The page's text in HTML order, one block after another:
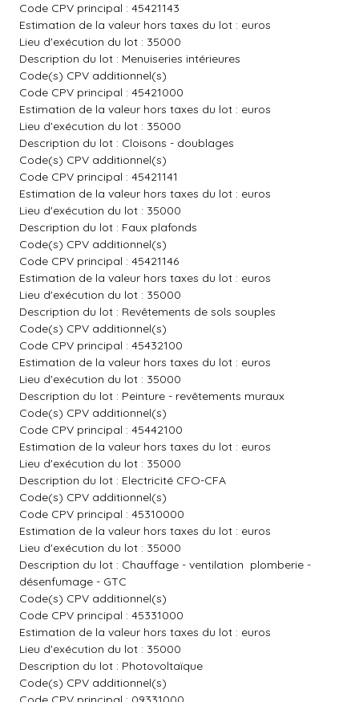
Code CPV principal : 45421143
Estimation de la valeur hors taxes du lot : euros
Lieu d'exécution du lot : 35000
Description du lot : Menuiseries intérieures
Code(s) CPV additionnel(s)
Code CPV principal : 45421000
Estimation de la valeur hors taxes du lot : euros
Lieu d'exécution du lot : 35000
Description du lot : Cloisons - doublages
Code(s) CPV additionnel(s)
Code CPV principal : 45421141
Estimation de la valeur hors taxes du lot : euros
Lieu d'exécution du lot : 35000
Description du lot : Faux plafonds
Code(s) CPV additionnel(s)
Code CPV principal : 45421146
Estimation de la valeur hors taxes du lot : euros
Lieu d'exécution du lot : 35000
Description du lot : Revêtements de sols souples
Code(s) CPV additionnel(s)
Code CPV principal : 45432100
Estimation de la valeur hors taxes du lot : euros
Lieu d'exécution du lot : 35000
Description du lot : Peinture - revêtements muraux
Code(s) CPV additionnel(s)
Code CPV principal : 45442100
Estimation de la valeur hors taxes du lot : euros
Lieu d'exécution du lot : 35000
Description du lot : Electricité CFO-CFA
Code(s) CPV additionnel(s)
Code CPV principal : 45310000
Estimation de la valeur hors taxes du lot : euros
Lieu d'exécution du lot : 35000
Description du lot : Chauffage - ventilation  plomberie -
désenfumage - GTC
Code(s) CPV additionnel(s)
Code CPV principal : 45331000
Estimation de la valeur hors taxes du lot : euros
Lieu d'exécution du lot : 35000
Description du lot : Photovoltaïque
Code(s) CPV additionnel(s)